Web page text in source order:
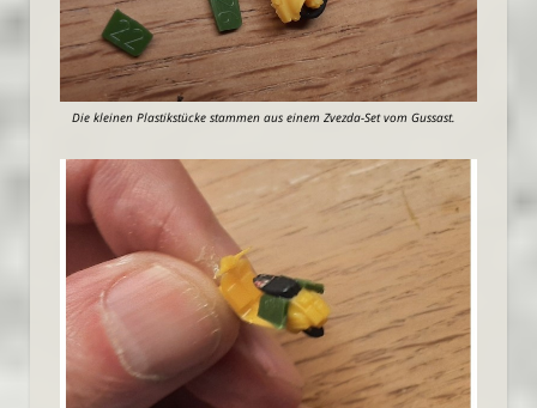
Die kleinen Plastikstücke stammen aus einem Zvezda-Set vom Gussast.